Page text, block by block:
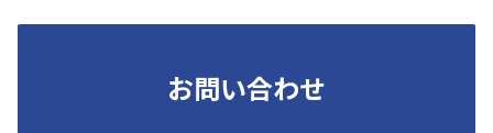
お問い合わせ